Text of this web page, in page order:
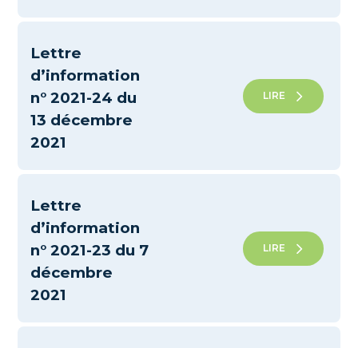
Lettre
d’information
n° 2021-24 du
13 décembre
2021
LIRE
Lettre
d’information
n° 2021-23 du 7
décembre
2021
LIRE